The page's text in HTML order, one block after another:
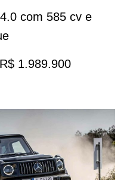
com 585 cv e
1.989.900